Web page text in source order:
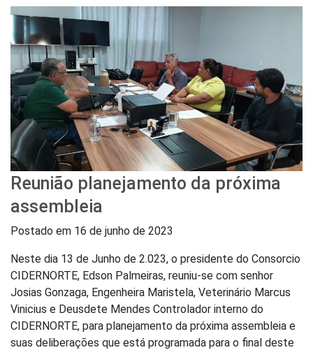
Reunião planejamento da próxima
assembleia
Postado em 16 de junho de 2023
Neste dia 13 de Junho de 2.023, o presidente do Consorcio
CIDERNORTE, Edson Palmeiras, reuniu-se com senhor
Josias Gonzaga, Engenheira Maristela, Veterinário Marcus
Vinicius e Deusdete Mendes Controlador interno do
CIDERNORTE, para planejamento da próxima assembleia e
suas deliberações que está programada para o final deste